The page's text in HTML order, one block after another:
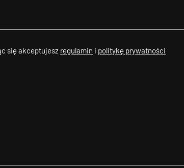
się akceptujesz regulamin i politykę prywatności